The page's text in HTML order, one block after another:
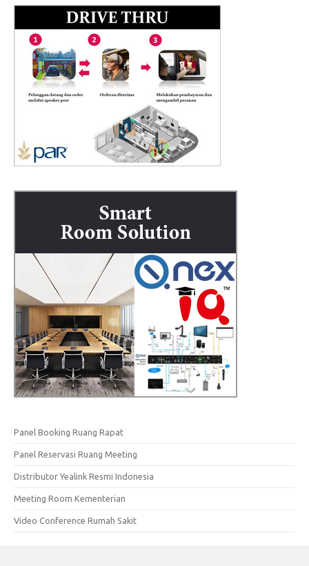
Panel Booking Ruang Rapat
Panel Reservasi Ruang Meeting
Distributor Yealink Resmi Indonesia
Meeting Room Kementerian
Video Conference Rumah Sakit